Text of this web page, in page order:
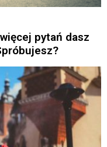
pytań dasz